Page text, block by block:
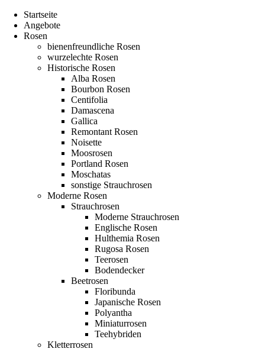
Startseite
Angebote
Rosen
bienenfreundliche Rosen
wurzelechte Rosen
Historische Rosen
Alba Rosen
Bourbon Rosen
Centifolia
Damascena
Gallica
Remontant Rosen
Noisette
Moosrosen
Portland Rosen
Moschatas
sonstige Strauchrosen
Moderne Rosen
Strauchrosen
Moderne Strauchrosen
Englische Rosen
Hulthemia Rosen
Rugosa Rosen
Teerosen
Bodendecker
Beetrosen
Floribunda
Japanische Rosen
Polyantha
Miniaturrosen
Teehybriden
Kletterrosen